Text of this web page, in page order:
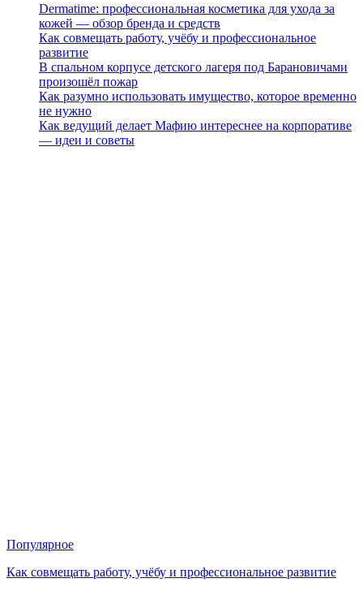
Dermatime: профессиональная косметика для ухода за
кожей — обзор бренда и средств
Как совмещать работу, учёбу и профессиональное
развитие
В спальном корпусе детского лагеря под Барановичами
произошёл пожар
Как разумно использовать имущество, которое временно
не нужно
Как ведущий делает Мафию интереснее на корпоративе
— идеи и советы
Популярное
Как совмещать работу, учёбу и профессиональное развитие